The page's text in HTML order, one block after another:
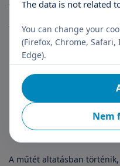
fájdalomcsillapítás (pl.
komplex fizioterápia.
Műtéti ellátásra a
csillapíthatatlan
vegetatív eltérések
bénulásos tünetek
a gerincsérv tünetei
A műtét altatásban
The data is not related
You can change your
(Firefox, Chrome,
Edge).
Nem